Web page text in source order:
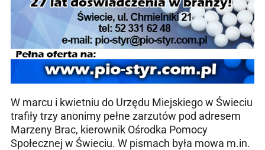
W marcu i kwietniu do Urzędu Miejskiego w Świeciu
trafiły trzy anonimy pełne zarzutów pod adresem
Marzeny Brac, kierownik Ośrodka Pomocy
Społecznej w Świeciu. W pismach była mowa m.in.